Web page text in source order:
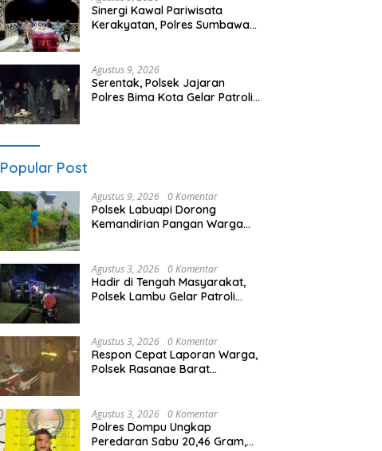
Sinergi Kawal Pariwisata
Kerakyatan, Polres Sumbawa
Pariwisata Bendungan Tiu
Suntuk”
Agustus 9, 2026
Serentak, Polsek Jajaran
Polres Bima Kota Gelar Patroli
Popular Post
Agustus 9, 2026 0 Komentar
Polsek Labuapi Dorong
Kemandirian Pangan Warga
Rumah
Agustus 3, 2026 0 Komentar
Hadir di Tengah Masyarakat,
Polsek Lambu Gelar Patroli
Agustus 3, 2026 0 Komentar
Respon Cepat Laporan Warga,
Polsek Rasanae Barat
Agustus 3, 2026 0 Komentar
Polres Dompu Ungkap
Peredaran Sabu 20,46 Gram,